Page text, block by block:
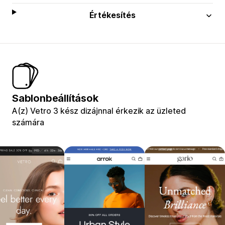
Értékesítés
Sablonbeállítások
A(z) Vetro 3 kész dizájnnal érkezik az üzleted
számára